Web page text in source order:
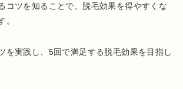
コツを知ることで、脱毛効果を得やすくな
。
を実践し、5回で満足する脱毛効果を目指し